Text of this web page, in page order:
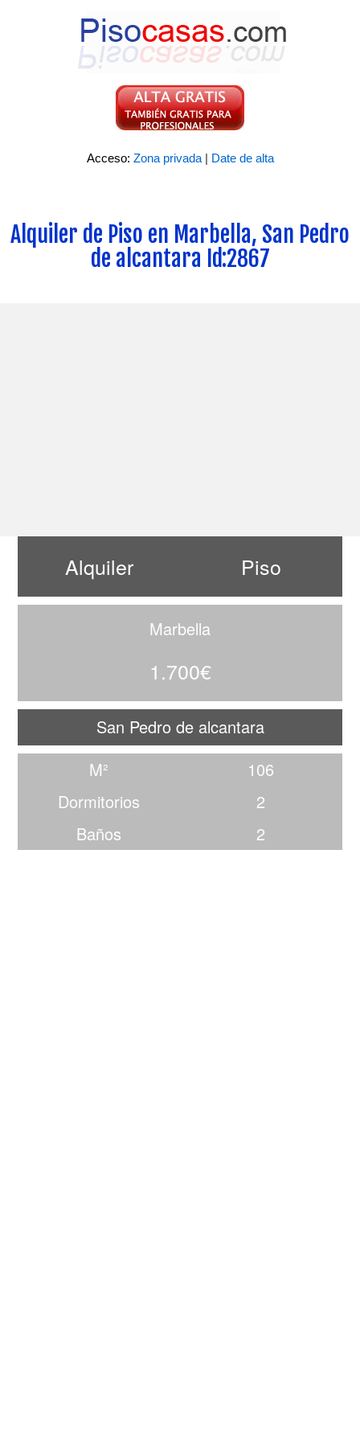
Acceso: Zona privada | Date de alta
Alquiler de Piso en Marbella, San Pedro
de alcantara Id:2867
Alquiler Piso
Marbella
1.700€
San Pedro de alcantara
M²
106
Dormitorios
2
Baños
2